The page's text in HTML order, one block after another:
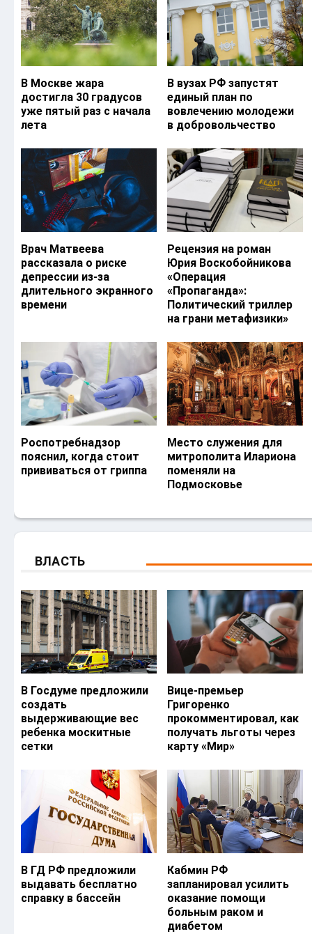
В Москве жара
достигла 30 градусов
уже пятый раз с начала
лета
В вузах РФ запустят
единый план по
вовлечению молодежи
в добровольчество
Врач Матвеева
рассказала о риске
депрессии из-за
длительного экранного
времени
Рецензия на роман
Юрия Воскобойникова
«Операция
«Пропаганда»:
Политический триллер
на грани метафизики»
Роспотребнадзор
пояснил, когда стоит
прививаться от гриппа
Место служения для
митрополита Илариона
поменяли на
Подмосковье
ВЛАСТЬ
В Госдуме предложили
создать
выдерживающие вес
ребенка москитные
сетки
Вице-премьер
Григоренко
прокомментировал, как
получать льготы через
карту «Мир»
В ГД РФ предложили
выдавать бесплатно
справку в бассейн
Кабмин РФ
запланировал усилить
оказание помощи
больным раком и
диабетом